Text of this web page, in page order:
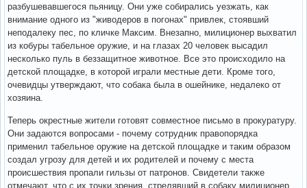
разбушевавшегося пьяницу. Они уже собирались уезжать, как
внимание одного из "живодеров в погонах" привлек, стоявший
неподалеку пес, по кличке Максим. Внезапно, милиционер выхватил
из кобуры табельное оружие, и на глазах 20 человек высадил
несколько пуль в беззащитное животное. Все это происходило на
детской площадке, в которой играли местные дети. Кроме того,
очевидцы утверждают, что собака была в ошейнике, недалеко от
хозяина.
Теперь окрестные жители готовят совместное письмо в прокуратуру.
Они задаются вопросами - почему сотрудник правопорядка
применил табельное оружие на детской площадке и таким образом
создал угрозу для детей и их родителей и почему с места
происшествия пропали гильзы от патронов. Свидетели также
отмечают, что с их точки зрения, стрелявший в собаку милиционер